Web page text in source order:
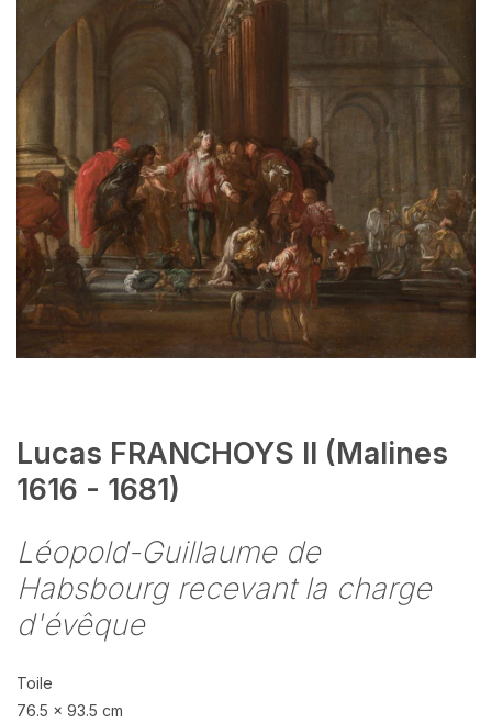
Lucas FRANCHOYS II (Malines
1616 - 1681)
Léopold-Guillaume de
Habsbourg recevant la charge
d'évêque
Toile
76.5 x 93.5 cm